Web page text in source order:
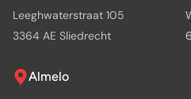
Leeghwaterstraat 105
3364 AE Sliedrecht
Almelo